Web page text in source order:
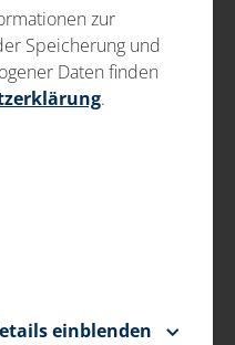
vaše obrobky dorazili
na následný proces
prebaľovanie na nosiči
vrátane prípravy
transportu
zur
Speicherung und
Daten finden
.
einblenden